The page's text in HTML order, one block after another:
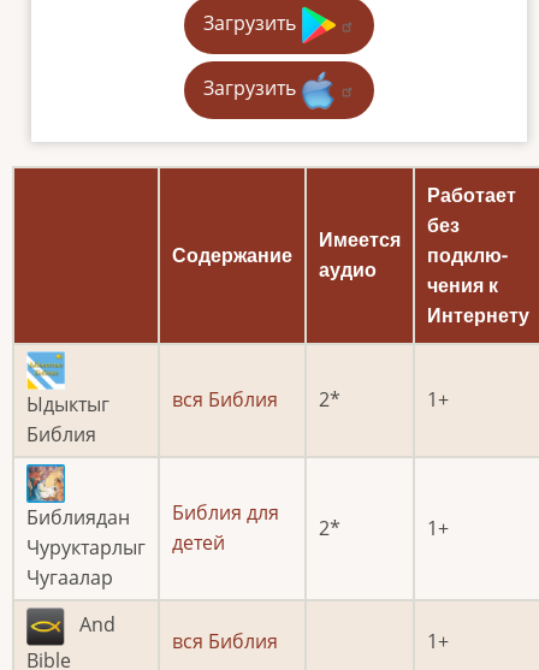
Загрузить
Загрузить
Содержание
Имеется
аудио
Работает
без
подклю­
чения к
Интернету
Ыдыктыг
Библия
вся Библия 2 1
Библиядан
Чуруктарлыг
Чугаалар
Библия для
детей
2 1
And
Bible
вся Библия 1